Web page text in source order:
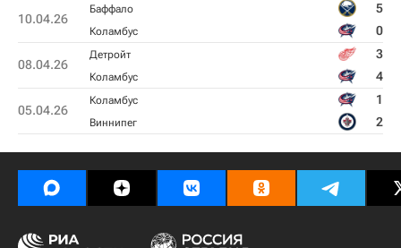
10.04.26
Баффало 5
Коламбус 0
08.04.26
Детройт 3
Коламбус 4
05.04.26
Коламбус 1
Виннипег 2